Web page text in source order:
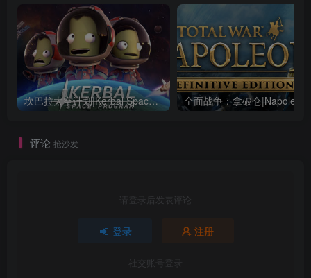
坎巴拉太空计划|Kerbal Space Program|1.12.5.3190|整合全DLC
评论 抢沙发
请登录后发表评论
登录 注册
社交账号登录